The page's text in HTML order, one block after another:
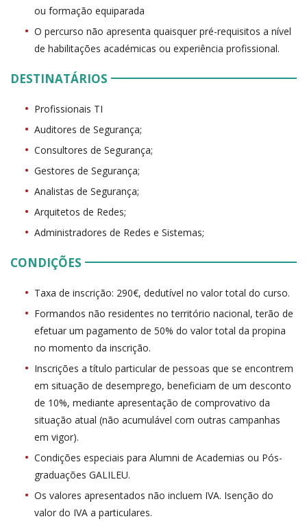
ou formação equiparada
O percurso não apresenta quaisquer pré-requisitos a nível
de habilitações académicas ou experiência profissional.
DESTINATÁRIOS
Profissionais TI
Auditores de Segurança;
Consultores de Segurança;
Gestores de Segurança;
Analistas de Segurança;
Arquitetos de Redes;
Administradores de Redes e Sistemas;
CONDIÇÕES
Taxa de inscrição: 290€, dedutível no valor total do curso.
Formandos não residentes no território nacional, terão de
efetuar um pagamento de 50% do valor total da propina
no momento da inscrição.
Inscrições a título particular de pessoas que se encontrem
em situação de desemprego, beneficiam de um desconto
de 10%, mediante apresentação de comprovativo da
situação atual (não acumulável com outras campanhas
em vigor).
Condições especiais para Alumni de Academias ou Pós-
graduações GALILEU.
Os valores apresentados não incluem IVA. Isenção do
valor do IVA a particulares.